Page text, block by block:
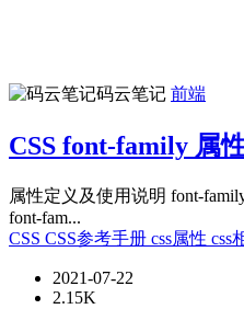
码云笔记 前端
CSS font-family 属
属性定义及使用说明 font-
font-fam...
CSS CSS参考手册 css属性 css
2021-07-22
2.15K